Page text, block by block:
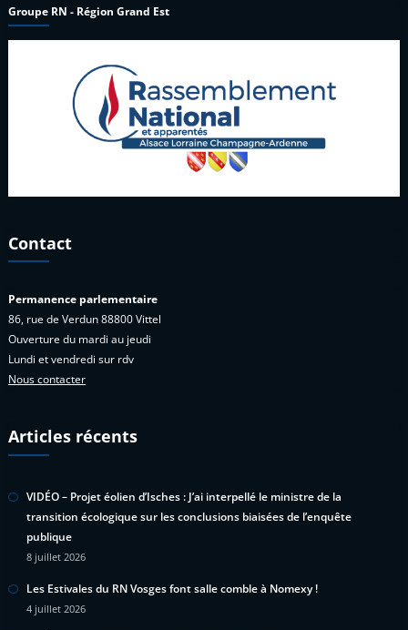
Groupe RN - Région Grand Est
Contact
Permanence parlementaire
86, rue de Verdun 88800 Vittel
Ouverture du mardi au jeudi
Lundi et vendredi sur rdv
Nous contacter
Articles récents
VIDÉO – Projet éolien d’Isches : J’ai interpellé le ministre de la
transition écologique sur les conclusions biaisées de l’enquête
publique
8 juillet 2026
Les Estivales du RN Vosges font salle comble à Nomexy !
4 juillet 2026